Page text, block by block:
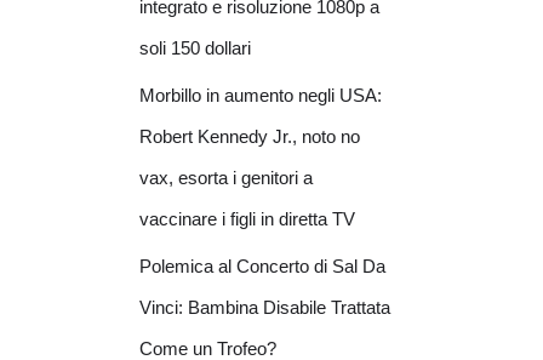
integrato e risoluzione 1080p a
soli 150 dollari
Morbillo in aumento negli USA:
Robert Kennedy Jr., noto no
vax, esorta i genitori a
vaccinare i figli in diretta TV
Polemica al Concerto di Sal Da
Vinci: Bambina Disabile Trattata
Come un Trofeo?